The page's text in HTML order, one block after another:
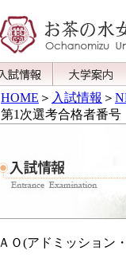
HOME ＞ 入試情報 ＞
第1次選考合格者番号
ＡＯ(アドミッション